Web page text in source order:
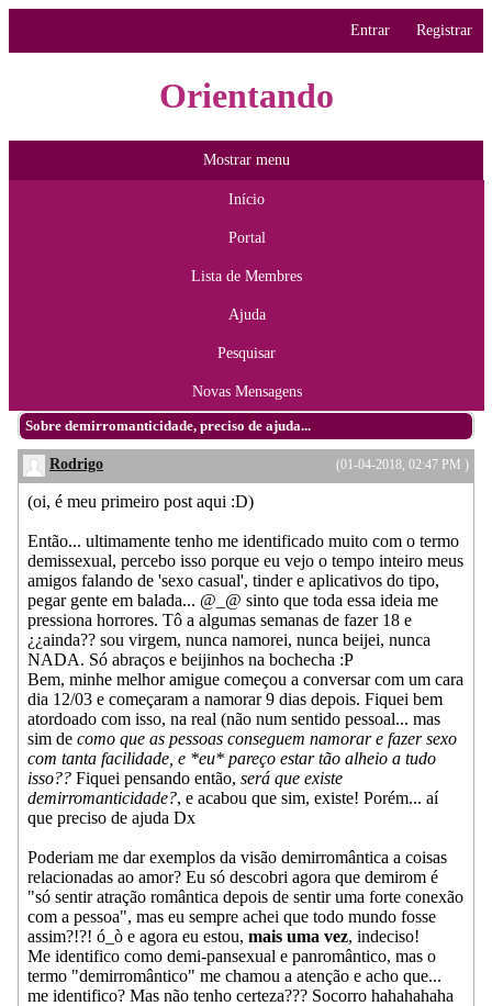
Entrar Registrar
Orientando
Mostrar menu
Início
Portal
Lista de Membres
Ajuda
Pesquisar
Novas Mensagens
Sobre demirromanticidade, preciso de ajuda...
(01-04-2018, 02:47 PM )
Rodrigo
(oi, é meu primeiro post aqui :D)
Então... ultimamente tenho me identificado muito com o termo
demissexual, percebo isso porque eu vejo o tempo inteiro meus
amigos falando de 'sexo casual', tinder e aplicativos do tipo,
pegar gente em balada... @_@ sinto que toda essa ideia me
pressiona horrores. Tô a algumas semanas de fazer 18 e
¿¿ainda?? sou virgem, nunca namorei, nunca beijei, nunca
NADA. Só abraços e beijinhos na bochecha :P
Bem, minhe melhor amigue começou a conversar com um cara
dia 12/03 e começaram a namorar 9 dias depois. Fiquei bem
atordoado com isso, na real (não num sentido pessoal... mas
sim de como que as pessoas conseguem namorar e fazer sexo
com tanta facilidade, e *eu* pareço estar tão alheio a tudo
isso?? Fiquei pensando então, será que existe
demirromanticidade?, e acabou que sim, existe! Porém... aí
que preciso de ajuda Dx
Poderiam me dar exemplos da visão demirromântica a coisas
relacionadas ao amor? Eu só descobri agora que demirom é
"só sentir atração romântica depois de sentir uma forte conexão
com a pessoa", mas eu sempre achei que todo mundo fosse
assim?!?! ó_ò e agora eu estou, mais uma vez, indeciso!
Me identifico como demi-pansexual e panromântico, mas o
termo "demirromântico" me chamou a atenção e acho que...
me identifico? Mas não tenho certeza??? Socorro hahahahaha